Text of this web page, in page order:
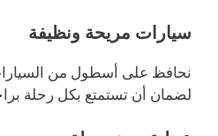
سيارات مريحة ونظيفة
نحافظ على أسطول من
لضمان أن تستمتع بكل رحلة